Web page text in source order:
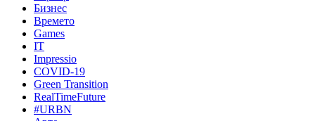
Бизнес
Времето
Games
IT
Impressio
COVID-19
Green Transition
RealTimeFuture
#URBN